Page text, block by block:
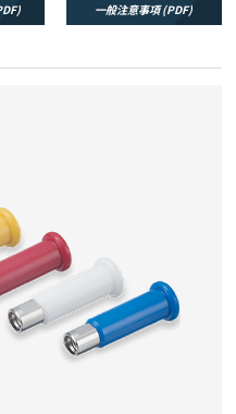
一般注意事項 (PDF)